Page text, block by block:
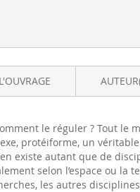
le réguler ? Tout
protéiforme, un
existe autant que de
selon l’espace ou
les autres